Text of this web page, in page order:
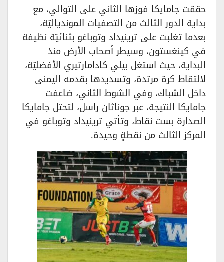
حققت جامايكا فوزها الثاني على التوالي، مع
بداية الدور الثالث من التصفيات الموندياليّة،
بعدما تغلبت على ترينيداد وتوباغو بثنائيّة نظيفة
في كينغستون، وسيطر أصحاب الأرض منذ
البداية، حيث استغل بيلي كادامارتيري الأفضليّة،
لالتقاط كرة مرتدة، وتسديدها بقدمه اليمنى
داخل الشباك، وفي الشوط الثاني، ضاعفت
جامايكا النتيجة، عبر جوناثان راسل، لتحتل جامايكا
الصدارة بست نقاط، وتأتي ترينيداد وتوباغو في
المركز الثالث من نقطةٍ وحيدة.